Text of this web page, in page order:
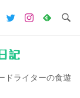
記
ドライターの食遊